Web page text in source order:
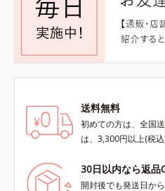
送料無料
初めての方は、全国
は、3,300円以上(税
30日以内なら返品
開封後でも発送日か